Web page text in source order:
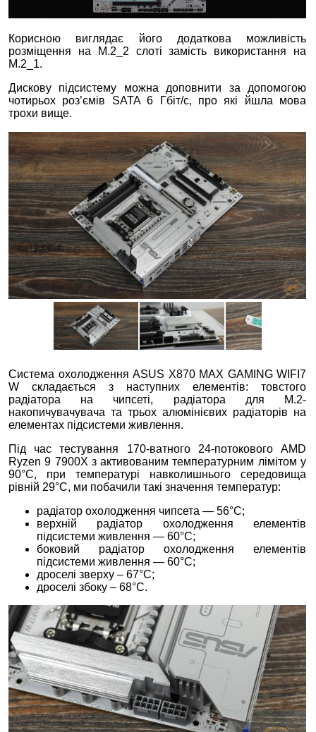
Корисною виглядає його додаткова можливість
розміщення на M.2_2 слоті замість використання на
M.2_1.
Дискову підсистему можна доповнити за допомогою
чотирьох роз’ємів SATA 6 Гбіт/с, про які йшла мова
трохи вище.
Система охолодження ASUS X870 MAX GAMING WIFI7
W складається з наступних елементів: товстого
радіатора на чипсеті, радіатора для M.2-
накопичувачувача та трьох алюмінієвих радіаторів на
елементах підсистеми живлення.
Під час тестування 170-ватного 24-потокового AMD
Ryzen 9 7900X з активованим температурним лімітом у
90°С, при температурі навколишнього середовища
рівній 29°С, ми побачили такі значення температур:
радіатор охолодження чипсета — 56°C;
верхній радіатор охолодження елементів
підсистеми живлення — 60°C;
боковий радіатор охолодження елементів
підсистеми живлення — 60°C;
дроселі зверху – 67°C;
дроселі збоку – 68°C.